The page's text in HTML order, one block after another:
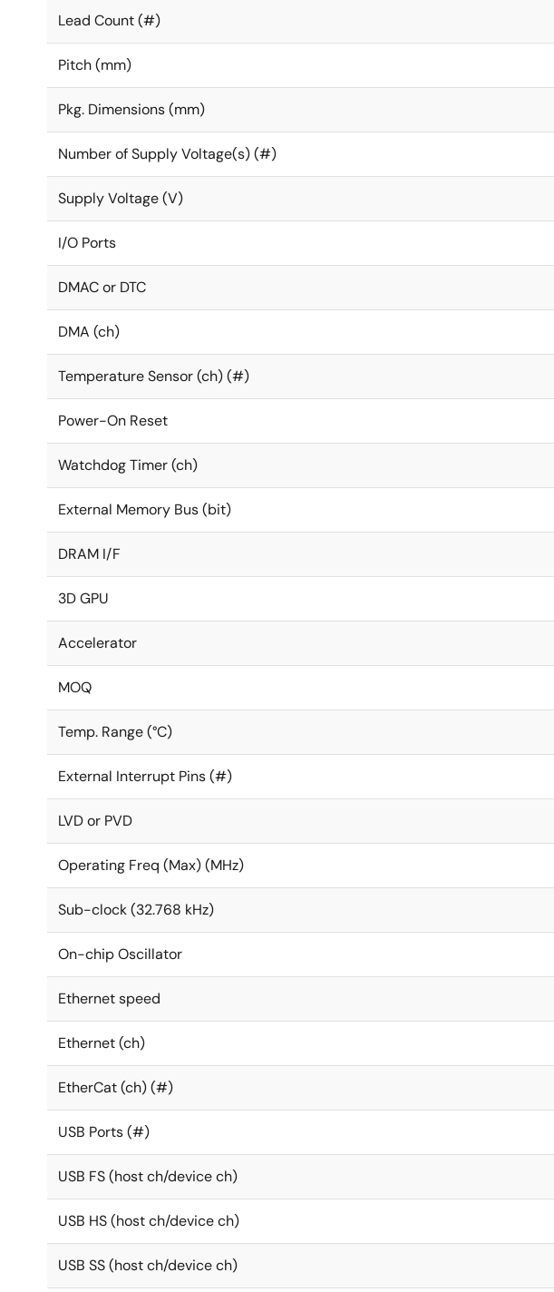
Lead Count (#)
Pitch (mm)
Pkg. Dimensions (mm)
Number of Supply Voltage(s) (#)
Supply Voltage (V)
I/O Ports
DMAC or DTC
DMA (ch)
Temperature Sensor (ch) (#)
Power-On Reset
Watchdog Timer (ch)
External Memory Bus (bit)
DRAM I/F
3D GPU
Accelerator
MOQ
Temp. Range (°C)
External Interrupt Pins (#)
LVD or PVD
Operating Freq (Max) (MHz)
Sub-clock (32.768 kHz)
On-chip Oscillator
Ethernet speed
Ethernet (ch)
EtherCat (ch) (#)
USB Ports (#)
USB FS (host ch/device ch)
USB HS (host ch/device ch)
USB SS (host ch/device ch)